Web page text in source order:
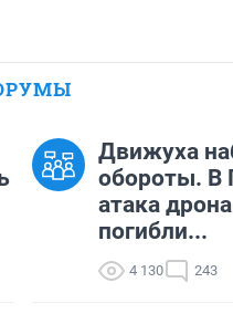
Движуха
обороты. В
атака
погибли...
4 130 243